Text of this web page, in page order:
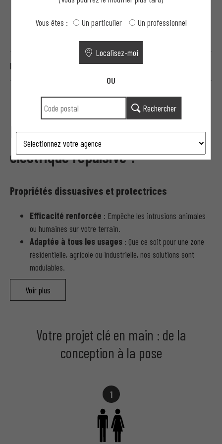
HAUTE SÉCURITÉ
Pourquoi choisir une clôture
électrique répulsive ?
Propriétés dissuasives et protectrices
Efficacité renforcée : Empêche les intrusions animales
ou humaines sur votre terrain.
Adaptée à tous les usages : Que ce soit pour une zone
résidentielle, agricole ou industrielle, nos solutions sont
modulables.
Avantages clés
pour résister aux intempéries et à l’usure du temps.
Installation sur mesure: Adaptation à toutes les
configurations de terrain.
Besoin d’une installation fiable ? Contactez nos experts
Voir plus
Votre projet clé en main : de la
conception à la pose
1
Vous êtes : Un particulier Un professionnel
Localisez-moi
OU
Rechercher